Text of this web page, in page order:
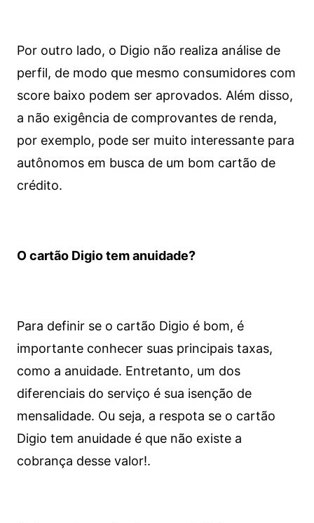
Por outro lado, o Digio não realiza análise de
perfil, de modo que mesmo consumidores com
score baixo podem ser aprovados. Além disso,
a não exigência de comprovantes de renda,
por exemplo, pode ser muito interessante para
autônomos em busca de um bom cartão de
crédito.
O cartão Digio tem anuidade?
Para definir se o cartão Digio é bom, é
importante conhecer suas principais taxas,
como a anuidade. Entretanto, um dos
diferenciais do serviço é sua isenção de
mensalidade. Ou seja, a respota se o cartão
Digio tem anuidade é que não existe a
cobrança desse valor!.